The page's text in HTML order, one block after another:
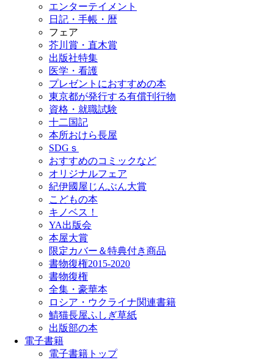
エンターテイメント
日記・手帳・暦
フェア
芥川賞・直木賞
出版社特集
医学・看護
プレゼントにおすすめの本
東京都が発行する有償刊行物
資格・就職試験
十二国記
本所おけら長屋
SDGｓ
おすすめのコミックなど
オリジナルフェア
紀伊國屋じんぶん大賞
こどもの本
キノベス！
YA出版会
本屋大賞
限定カバー＆特典付き商品
書物復権2015-2020
書物復権
全集・豪華本
ロシア・ウクライナ関連書籍
鯖猫長屋ふしぎ草紙
出版部の本
電子書籍
電子書籍トップ